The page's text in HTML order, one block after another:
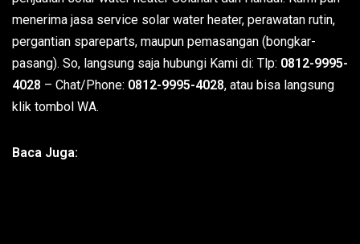
menerima jasa service solar water heater, perawatan rutin,
pergantian spareparts, maupun pemasangan (bongkar-
pasang). So, langsung saja hubungi Kami di: Tlp: 0812-9995-
4028 – Chat/Phone: 0812-9995-4028, atau bisa langsung
klik tombol WA.
Baca Juga: